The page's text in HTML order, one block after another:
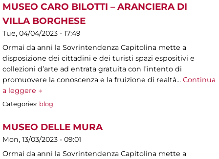
MUSEO CARO BILOTTI – ARANCIERA DI
VILLA BORGHESE
Tue, 04/04/2023 - 17:49
Ormai da anni la Sovrintendenza Capitolina mette a
disposizione dei cittadini e dei turisti spazi espositivi e
collezioni d’arte ad entrata gratuita con l’intento di
promuovere la conoscenza e la fruizione di realtà… Continua
a leggere →
Categories: blog
MUSEO DELLE MURA
Mon, 13/03/2023 - 09:01
Ormai da anni la Sovrintendenza Capitolina mette a